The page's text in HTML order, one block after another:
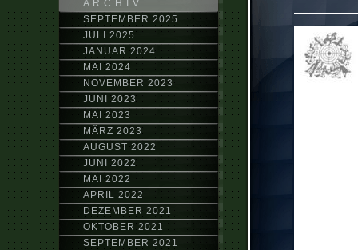
A R C H I V
SEPTEMBER 2025
JULI 2025
JANUAR 2024
MAI 2024
NOVEMBER 2023
JUNI 2023
MAI 2023
MÄRZ 2023
AUGUST 2022
JUNI 2022
MAI 2022
APRIL 2022
DEZEMBER 2021
OKTOBER 2021
SEPTEMBER 2021